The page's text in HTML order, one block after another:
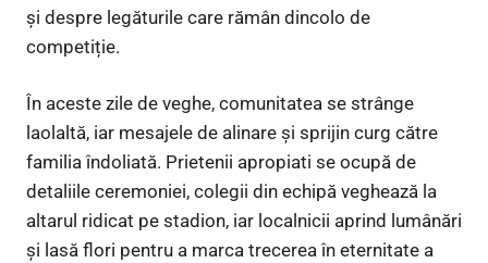
și despre legăturile care rămân dincolo de
competiție.
În aceste zile de veghe, comunitatea se strânge
laolaltă, iar mesajele de alinare și sprijin curg către
familia îndoliată. Prietenii apropiati se ocupă de
detaliile ceremoniei, colegii din echipă veghează la
altarul ridicat pe stadion, iar localnicii aprind lumânări
și lasă flori pentru a marca trecerea în eternitate a